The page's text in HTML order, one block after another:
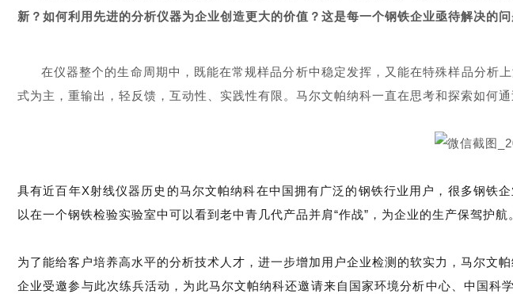
新？如何利用先进的分析仪器为企业创造更大的价值？这是每一个钢铁企业亟待解决的问
在仪器整个的生命周期中，既能在常规样品分析中稳定发挥，又能在特殊样品分析
式为主，重输出，轻反馈，互动性、实践性有限。马尔文帕纳科一直在思考和探索如何
具有近百年X射线仪器历史的马尔文帕纳科在中国拥有广泛的钢铁行业用户，很多钢铁
以在一个钢铁检验实验室中可以看到老中青几代产品并肩“作战”，为企业的生产保驾护航
为了能给客户培养高水平的分析技术人才，进一步增加用户企业检测的软实力，马尔文
企业受邀参与此次练兵活动，为此马尔文帕纳科还邀请来自国家环境分析中心、中国科